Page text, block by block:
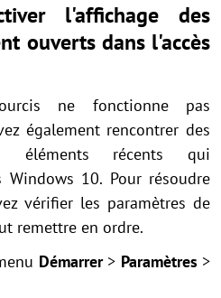
l'affichage des
ouverts dans l'accès
ne fonctionne pas
également rencontrer des
éléments récents qui
Windows 10. Pour résoudre
vérifier les paramètres de
remettre en ordre.
Démarrer > Paramètres >